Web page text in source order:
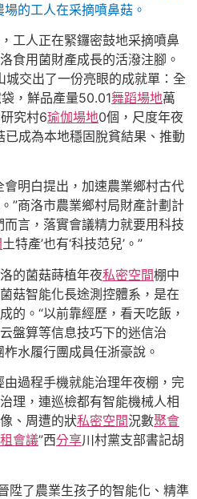
的工人在采摘噴鼻菇。
工人正在緊鑼密鼓地采摘噴鼻
食用菌財產成長的活潑注腳。
交出了一份亮眼的成就單：全
，鮮品產量50.01舞蹈場地萬
究村6瑜伽場地0個，尺度年夜
成為本地穩固脫貧結果、推動
會明白提出，加速農業鄉村古代
”商洛市農業鄉村局財產計劃計
言，落實會議精力就要用科技
土特產’也有‘科技范兒’。”
的菌菇蒔植年夜私密空間棚中
菇智能化長途測控體系，是在
的。“以前靠經歷，看天吃飯，
盤算等信息技巧下的迷信治
水履行團成員任浙豪說。
由過程手機就能治理年夜棚，完
理，連巡檢都有智能機械人相
、周遭的狀私密空間況數聚會
會議”西分享川村黨支部書記胡
陞了農業生孩子的智能化、精準